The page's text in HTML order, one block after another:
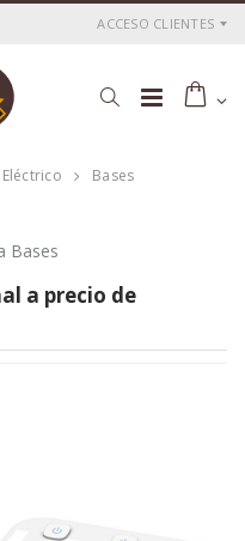
ACCESO CLIENTES
Bases
Bases
a precio de